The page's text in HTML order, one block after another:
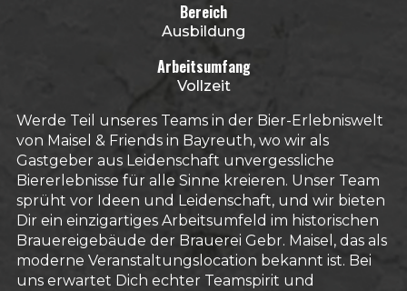
Bereich
Ausbildung
Arbeitsumfang
Vollzeit
Werde Teil unseres Teams in der Bier-Erlebniswelt
von Maisel & Friends in Bayreuth, wo wir als
Gastgeber aus Leidenschaft unvergessliche
Biererlebnisse für alle Sinne kreieren. Unser Team
sprüht vor Ideen und Leidenschaft, und wir bieten
Dir ein einzigartiges Arbeitsumfeld im historischen
Brauereigebäude der Brauerei Gebr. Maisel, das als
moderne Veranstaltungslocation bekannt ist. Bei
uns erwartet Dich echter Teamspirit und